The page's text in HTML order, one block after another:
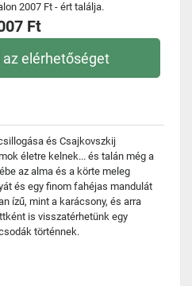
2007 Ft - ért találja.
Ft
az elérhetőséget
és Csajkovszkij
életre kelnek... és talán még a
az alma és a körte meleg
és egy finom fahéjas mandulát
ízű, mint a karácsony, és arra
is visszatérhetünk egy
történnek.